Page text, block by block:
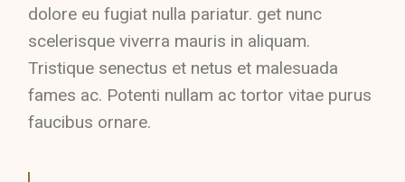
dolore eu fugiat nulla pariatur. get nunc
scelerisque viverra mauris in aliquam.
Tristique senectus et netus et malesuada
fames ac. Potenti nullam ac tortor vitae purus
faucibus ornare.